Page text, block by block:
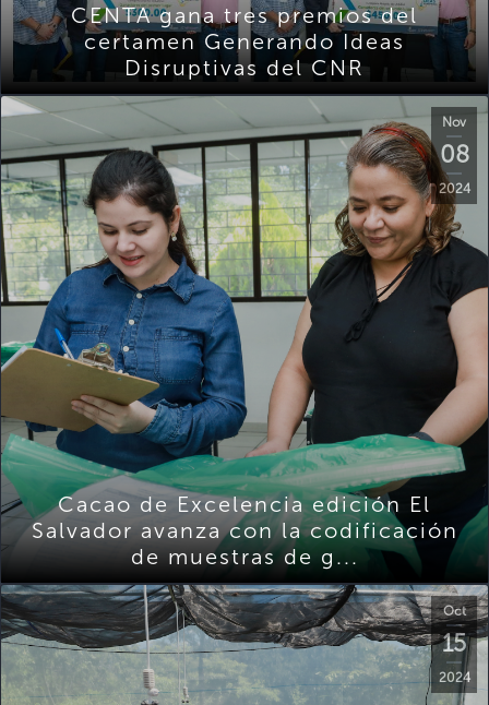
CENTA gana tres premios del
certamen Generando Ideas
Disruptivas del CNR
Nov
08
2024
Cacao de Excelencia edición El
Salvador avanza con la codificación
de muestras de g...
Oct
15
2024